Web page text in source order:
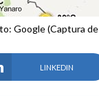
Google (Captura
LINKEDIN